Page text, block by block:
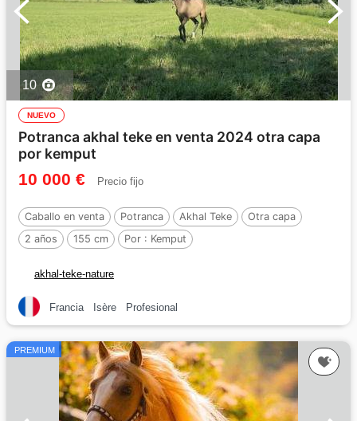
10
NUEVO
Potranca akhal teke en venta 2024 otra capa
por kemput
10 000 € Precio fijo
Caballo en venta Potranca Akhal Teke
Otra capa
2 años
155 cm Por : Kemput
akhal-teke-nature
Francia Isère Profesional
PREMIUM